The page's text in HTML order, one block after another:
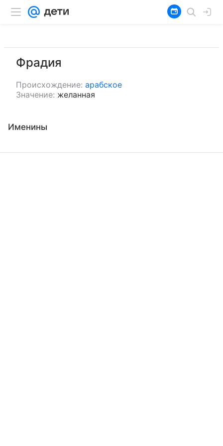
Фрадия
Происхождение: арабское
Значение: желанная
Именины